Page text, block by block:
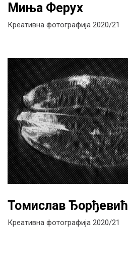
Миња Ферух
Креативна фотографија 2020/21
Томислав Ђорђевић
Креативна фотографија 2020/21